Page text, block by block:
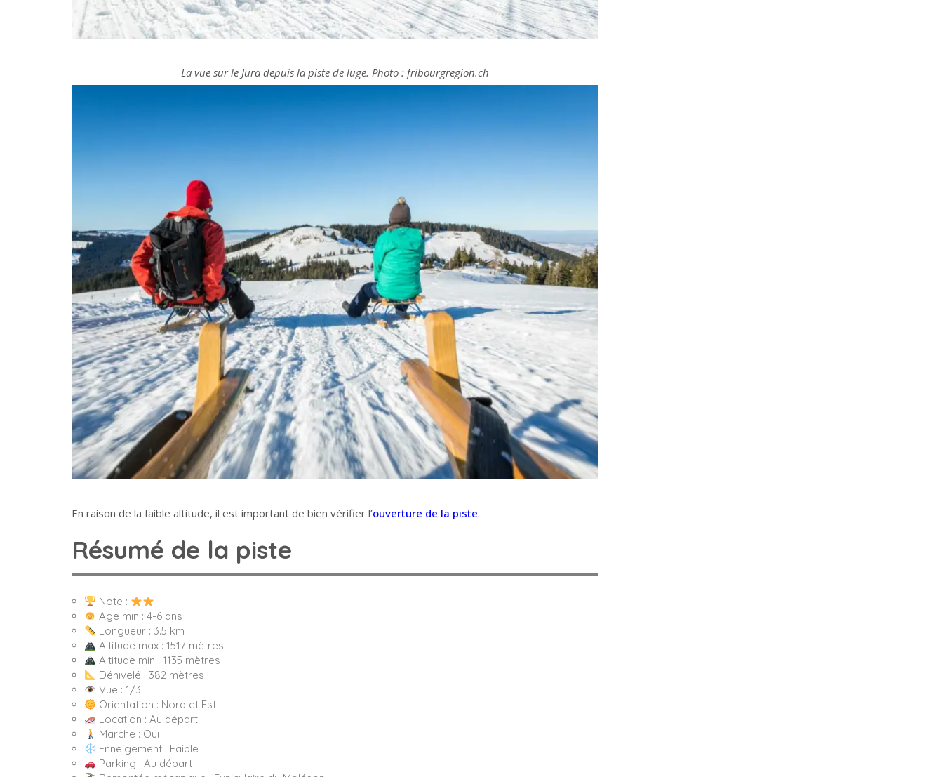
La vue sur le Jura depuis la piste de luge. Photo : fribourgregion.ch
En raison de la faible altitude, il est important de bien vérifier l’ouverture de la piste.
Résumé de la piste
Note :
Age min : 4-6 ans
Longueur : 3.5 km
Altitude max : 1517 mètres
Altitude min : 1135 mètres
Dénivelé : 382 mètres
Vue : 1/3
Orientation : Nord et Est
Location : Au départ
Marche : Oui
Enneigement : Faible
Parking : Au départ